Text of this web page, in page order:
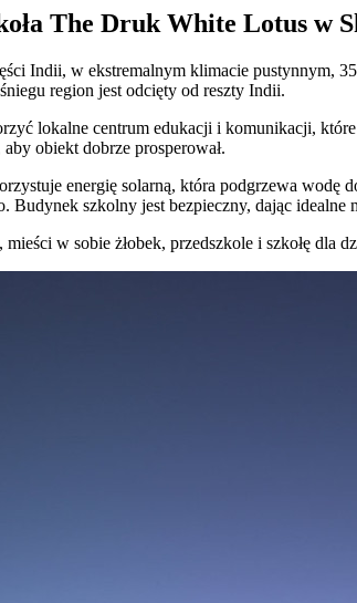
The Druk White Lotus w
Indii, w ekstremalnym klimacie pustynnym,
region jest odcięty od reszty Indii.
lokalne centrum edukacji i komunikacji,
obiekt dobrze prosperował.
energię solarną, która podgrzewa
Budynek szkolny jest bezpieczny, dając
mieści w sobie żłobek, przedszkole i szkołę